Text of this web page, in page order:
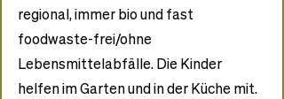
regional, immer bio und fast
foodwaste-frei/ohne
Lebensmittelabfälle. Die Kinder
helfen im Garten und in der Küche mit.